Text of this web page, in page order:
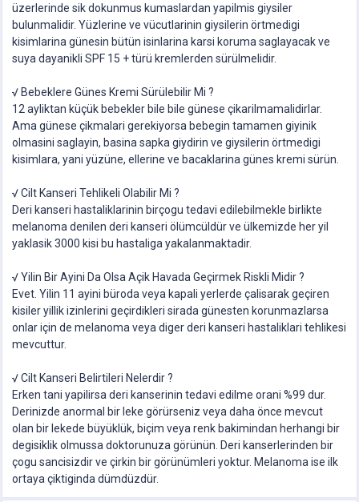
üzerlerinde sik dokunmus kumaslardan yapilmis giysiler
bulunmalidir. Yüzlerine ve vücutlarinin giysilerin örtmedigi
kisimlarina günesin bütün isinlarina karsi koruma saglayacak ve
suya dayanikli SPF 15 + türü kremlerden sürülmelidir.
√ Bebeklere Günes Kremi Sürülebilir Mi ?
12 ayliktan küçük bebekler bile bile günese çikarilmamalidirlar.
Ama günese çikmalari gerekiyorsa bebegin tamamen giyinik
olmasini saglayin, basina sapka giydirin ve giysilerin örtmedigi
kisimlara, yani yüzüne, ellerine ve bacaklarina günes kremi sürün.
√ Cilt Kanseri Tehlikeli Olabilir Mi ?
Deri kanseri hastaliklarinin birçogu tedavi edilebilmekle birlikte
melanoma denilen deri kanseri ölümcüldür ve ülkemizde her yil
yaklasik 3000 kisi bu hastaliga yakalanmaktadir.
√ Yilin Bir Ayini Da Olsa Açik Havada Geçirmek Riskli Midir ?
Evet. Yilin 11 ayini büroda veya kapali yerlerde çalisarak geçiren
kisiler yillik izinlerini geçirdikleri sirada günesten korunmazlarsa
onlar için de melanoma veya diger deri kanseri hastaliklari tehlikesi
mevcuttur.
√ Cilt Kanseri Belirtileri Nelerdir ?
Erken tani yapilirsa deri kanserinin tedavi edilme orani %99 dur.
Derinizde anormal bir leke görürseniz veya daha önce mevcut
olan bir lekede büyüklük, biçim veya renk bakimindan herhangi bir
degisiklik olmussa doktorunuza görünün. Deri kanserlerinden bir
çogu sancisizdir ve çirkin bir görünümleri yoktur. Melanoma ise ilk
ortaya çiktiginda dümdüzdür.